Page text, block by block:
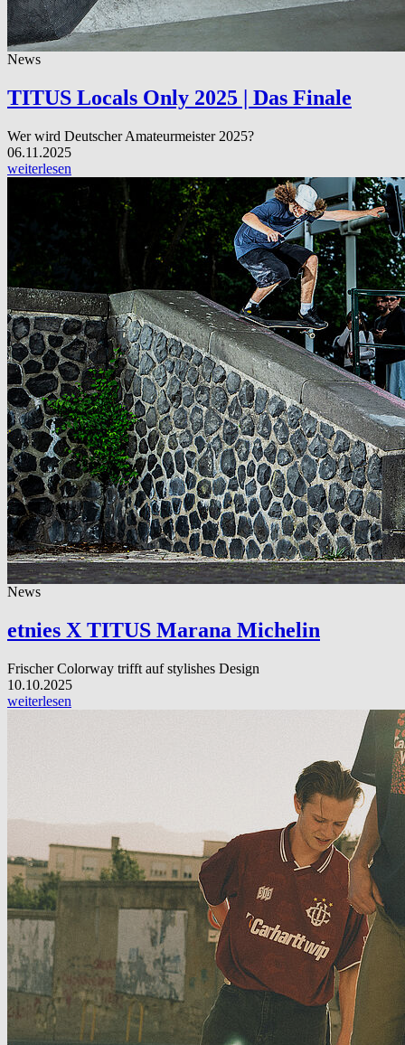
News
TITUS Locals Only 2025 | Das Finale
Wer wird Deutscher Amateurmeister 2025?
06.11.2025
weiterlesen
News
etnies X TITUS Marana Michelin
Frischer Colorway trifft auf stylishes Design
10.10.2025
weiterlesen